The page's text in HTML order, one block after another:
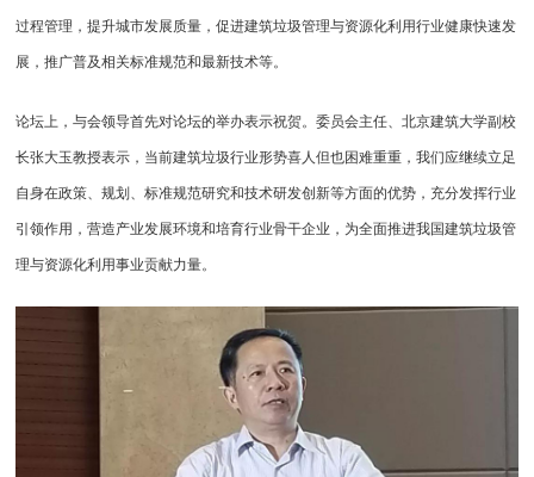
过程管理，提升城市发展质量，促进建筑垃圾管理与资源化利用行业健康快速发
展，推广普及相关标准规范和最新技术等。
论坛上，与会领导首先对论坛的举办表示祝贺。委员会主任、北京建筑大学副校
长张大玉教授表示，当前建筑垃圾行业形势喜人但也困难重重，我们应继续立足
自身在政策、规划、标准规范研究和技术研发创新等方面的优势，充分发挥行业
引领作用，营造产业发展环境和培育行业骨干企业，为全面推进我国建筑垃圾管
理与资源化利用事业贡献力量。